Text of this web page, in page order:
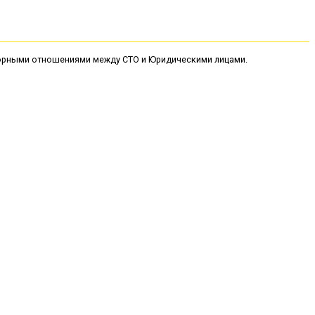
отношениями между СТО и Юридическими лицами.